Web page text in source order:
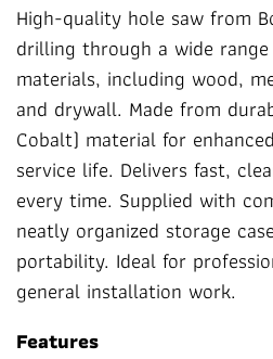
High-quality hole saw from
drilling through a wide
materials, including wood,
and drywall. Made from
Cobalt) material for
service life. Delivers fast,
every time. Supplied with
neatly organized storage
portability. Ideal for
general installation work.
Features